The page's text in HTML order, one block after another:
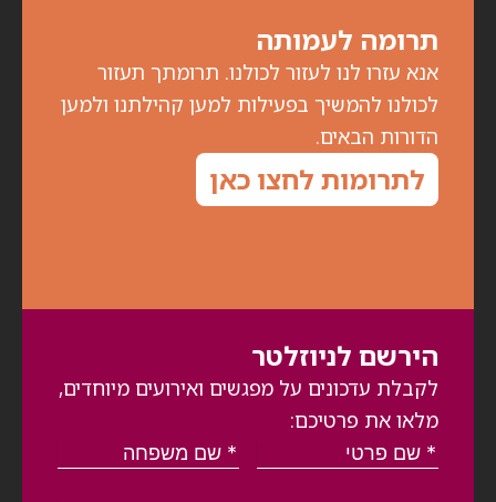
הירשם לניוזלטר
לקבלת עדכונים על מפגשים ואירועים מיוחדים,
מלאו את פרטיכם:
תרומה לעמותה
אנא עזרו לנו לעזור לכולנו. תרומתך תעזור
לכולנו להמשיך בפעילות למען קהילתנו ולמען
הדורות הבאים.
לתרומות לחצו כאן